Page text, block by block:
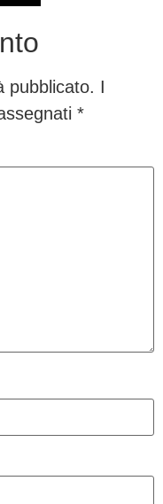
pubblicato. I
*